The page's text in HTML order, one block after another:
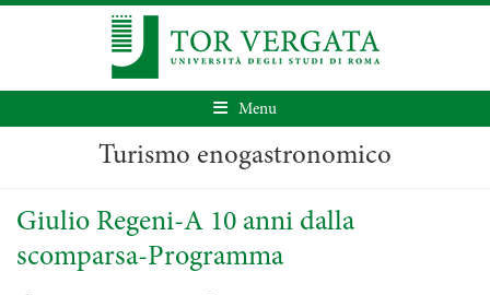
Menu
Turismo enogastronomico
Giulio Regeni-A 10 anni dalla
scomparsa-Programma